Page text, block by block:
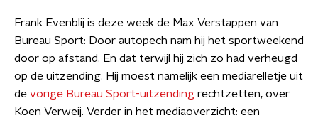
Frank Evenblij is deze week de Max Verstappen van
Bureau Sport: Door autopech nam hij het sportweekend
door op afstand. En dat terwijl hij zich zo had verheugd
op de uitzending. Hij moest namelijk een mediarelletje uit
de vorige Bureau Sport-uitzending rechtzetten, over
Koen Verweij. Verder in het mediaoverzicht: een